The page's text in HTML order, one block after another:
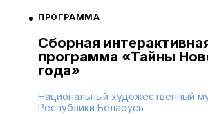
ПРОГРАММА
Сборная
программа «Тайны
года»
Национальный художественный
Республики Беларусь